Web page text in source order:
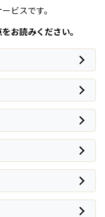
ビスです。
お読みください。